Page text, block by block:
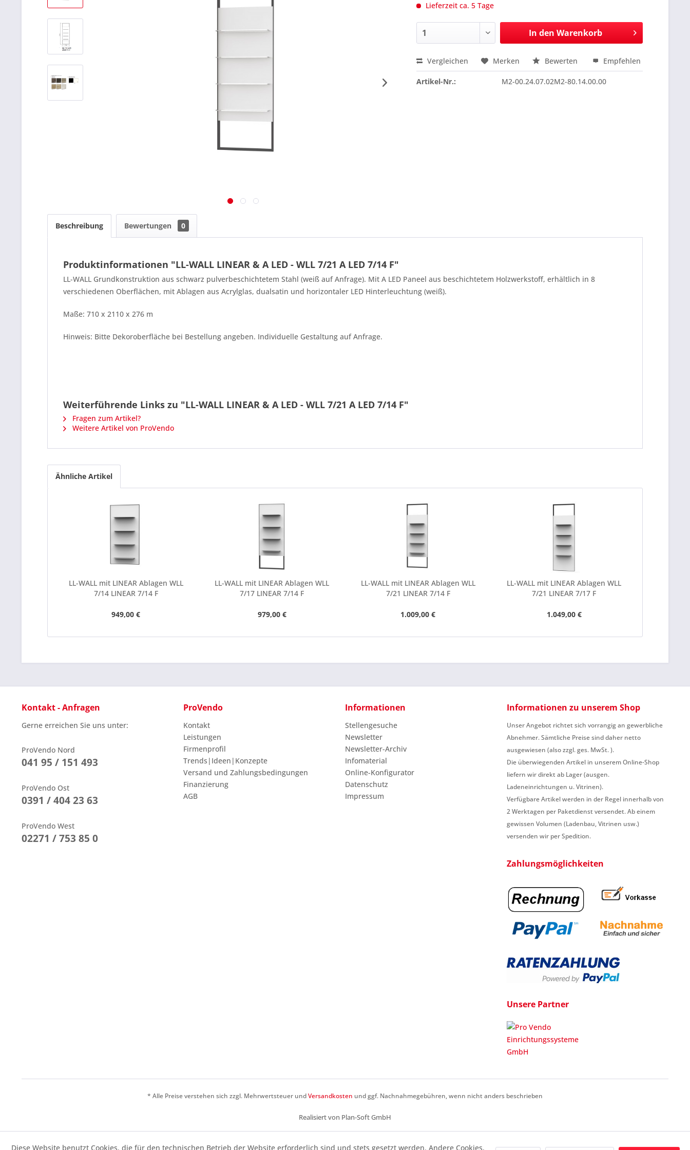
Lieferzeit ca. 5 Tage
In den Warenkorb
Preis anfragen
Vergleichen Merken Bewerten Empfehlen
Artikel-Nr.: M2-00.24.07.02M2-80.14.00.00
Beschreibung Bewertungen 0
Produktinformationen "LL-WALL LINEAR & A LED - WLL 7/21 A LED 7/14 F"
LL-WALL Grundkonstruktion aus schwarz pulverbeschichtetem Stahl (weiß auf Anfrage). Mit A LED Paneel aus beschichtetem Holzwerkstoff, erhältlich in 8
verschiedenen Oberflächen, mit Ablagen aus Acrylglas, dualsatin und horizontaler LED Hinterleuchtung (weiß).
Maße: 710 x 2110 x 276 m
Hinweis: Bitte Dekoroberfläche bei Bestellung angeben. Individuelle Gestaltung auf Anfrage.
Weiterführende Links zu "LL-WALL LINEAR & A LED - WLL 7/21 A LED 7/14 F"
Fragen zum Artikel?
Weitere Artikel von ProVendo
Ähnliche Artikel
LL-WALL mit LINEAR Ablagen WLL
7/14 LINEAR 7/14 F
949,00 €
LL-WALL mit LINEAR Ablagen WLL
7/17 LINEAR 7/14 F
979,00 €
LL-WALL mit LINEAR Ablagen WLL
7/21 LINEAR 7/14 F
1.009,00 €
LL-WALL mit LINEAR Ablagen WLL
7/21 LINEAR 7/17 F
1.049,00 €
Kontakt - Anfragen
Gerne erreichen Sie uns unter:
ProVendo Nord
041 95 / 151 493
ProVendo Ost
0391 / 404 23 63
ProVendo West
02271 / 753 85 0
ProVendo
Kontakt
Leistungen
Firmenprofil
Trends|Ideen|Konzepte
Versand und Zahlungsbedingungen
Finanzierung
AGB
Informationen
Stellengesuche
Newsletter
Newsletter-Archiv
Infomaterial
Online-Konfigurator
Datenschutz
Impressum
Informationen zu unserem Shop
Unser Angebot richtet sich vorrangig an gewerbliche
Abnehmer. Sämtliche Preise sind daher netto
ausgewiesen (also zzgl. ges. MwSt. ).
Die überwiegenden Artikel in unserem Online-Shop
liefern wir direkt ab Lager (ausgen.
Ladeneinrichtungen u. Vitrinen).
Verfügbare Artikel werden in der Regel innerhalb von
2 Werktagen per Paketdienst versendet. Ab einem
gewissen Volumen (Ladenbau, Vitrinen usw.)
versenden wir per Spedition.
Zahlungsmöglichkeiten
Unsere Partner
* Alle Preise verstehen sich zzgl. Mehrwertsteuer undVersandkosten und ggf. Nachnahmegebühren, wenn nicht anders beschrieben
Realisiert von Plan-Soft GmbH
Diese Website benutzt Cookies, die für den technischen Betrieb der Website erforderlich sind und stets gesetzt werden. Andere Cookies,